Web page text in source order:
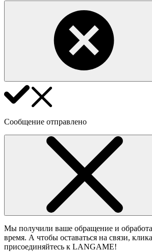
Сообщение отправлено
Мы получили ваше обращение и
время. А чтобы оставаться на связи,
присоединяйтесь к LANGAME!